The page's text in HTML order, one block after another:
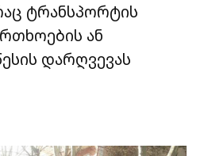
ტრანსპორტის
ან
დარღვევას